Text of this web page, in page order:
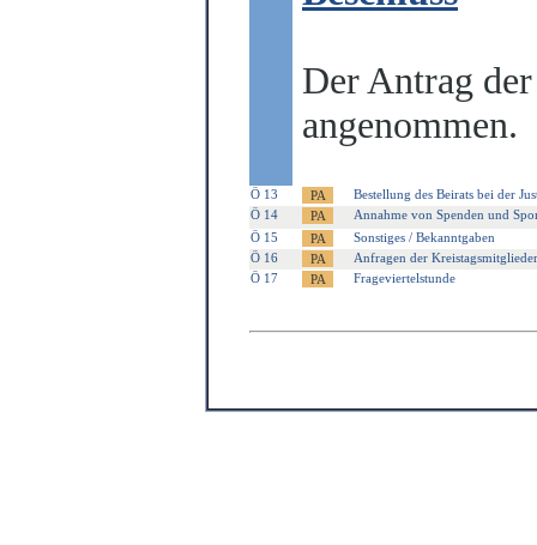
Der Antrag
angenommen.
Ö 13
Bestellung des Beirats bei der
Ö 14
Annahme von Spenden und
Ö 15
Sonstiges / Bekanntgaben
Ö 16
Anfragen der Kreistagsmitglieder
Ö 17
Frageviertelstunde